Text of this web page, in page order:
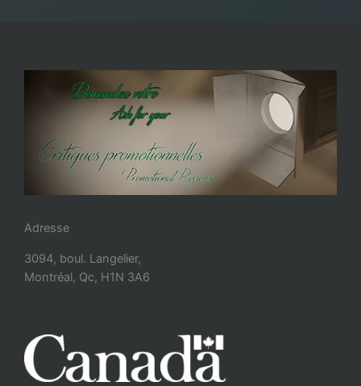
Adresse
3094, boul. Langelier,
Montréal, Qc, H1N 3A6